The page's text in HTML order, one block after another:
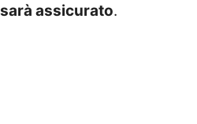
assicurato.